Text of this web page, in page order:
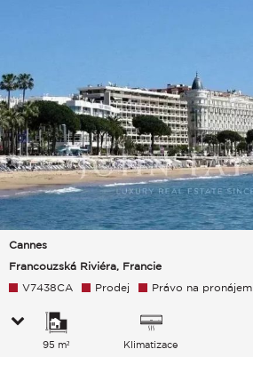
Cannes
Francouzská Riviéra, Francie
V7438CA Prodej Právo na pronájem
95 m² Klimatizace